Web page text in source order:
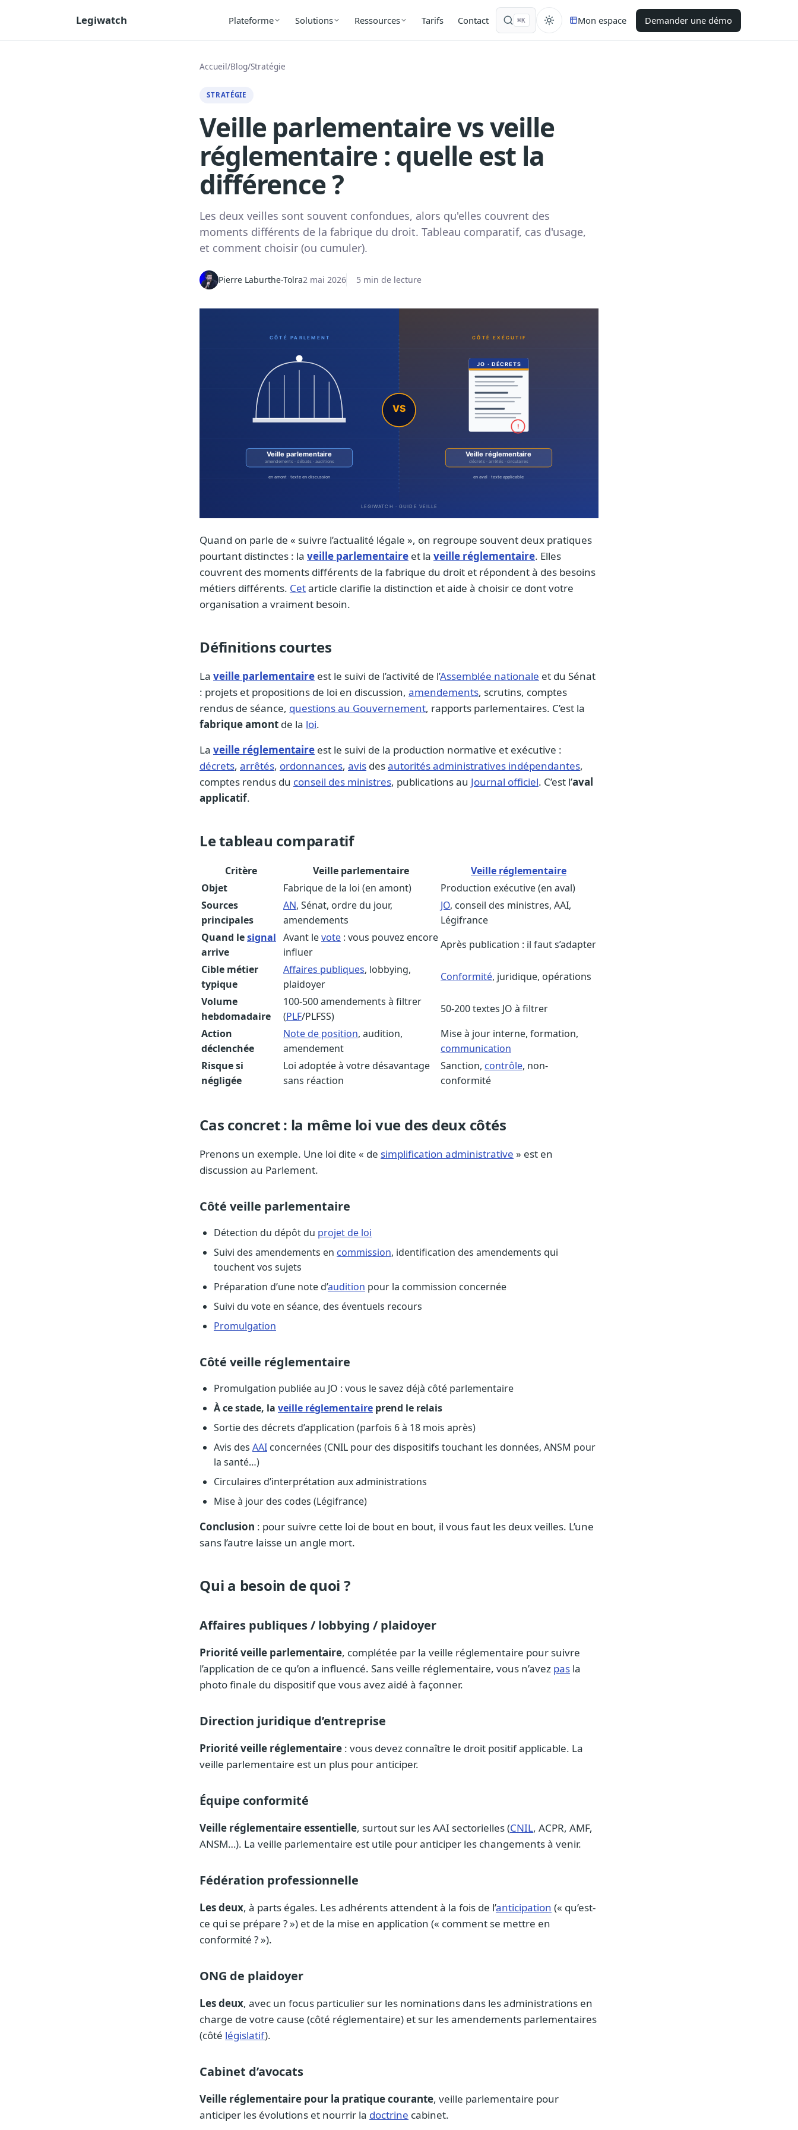
Legiwatch Plateforme Solutions Ressources Tarifs Contact ⌘K Mon espace Demander une démo
Accueil/Blog/Stratégie
STRATÉGIE
Veille parlementaire vs veille
réglementaire : quelle est la
différence ?
Les deux veilles sont souvent confondues, alors qu'elles couvrent des
moments différents de la fabrique du droit. Tableau comparatif, cas d'usage,
et comment choisir (ou cumuler).
Pierre Laburthe-Tolra2 mai 2026 5 min de lecture
Quand on parle de « suivre l’actualité légale », on regroupe souvent deux pratiques
pourtant distinctes : la veille parlementaire et la veille réglementaire. Elles
couvrent des moments différents de la fabrique du droit et répondent à des besoins
métiers différents. Cetarticle clarifie la distinction et aide à choisir ce dont votre
organisation a vraiment besoin.
Définitions courtes
La veille parlementaire est le suivi de l’activité de l’Assemblée nationale et du Sénat
: projets et propositions de loi en discussion, amendements, scrutins, comptes
rendus de séance, questions au Gouvernement, rapports parlementaires. C’est la
fabrique amont de la loi.
La veille réglementaire est le suivi de la production normative et exécutive :
décrets, arrêtés, ordonnances, avis desautorités administratives indépendantes,
comptes rendus du conseil des ministres, publications au Journal officiel. C’est l’aval
applicatif.
Le tableau comparatif
Critère Veille parlementaire
Veille réglementaire
Objet
Fabrique de la loi (en amont)
Production exécutive (en aval)
Sources
principales
AN, Sénat, ordre du jour,
amendements
JO, conseil des ministres, AAI,
Légifrance
Quand lesignal
arrive
Avant levote : vous pouvez encore
influer
Après publication : il faut s’adapter
Cible métier
typique
Affaires publiques, lobbying,
plaidoyer
Conformité, juridique, opérations
Volume
hebdomadaire
100-500 amendements à filtrer
(PLF/PLFSS)
50-200 textes JO à filtrer
Action
déclenchée
Note de position, audition,
amendement
Mise à jour interne, formation,
communication
Risque si
négligée
Loi adoptée à votre désavantage
sans réaction
Sanction, contrôle, non-
conformité
Cas concret : la même loi vue des deux côtés
Prenons un exemple. Une loi dite « de simplification administrative » est en
discussion au Parlement.
Côté veille parlementaire
Détection du dépôt du projet de loi
Suivi des amendements en commission, identification des amendements qui
touchent vos sujets
Préparation d’une note d’audition pour la commission concernée
Suivi du vote en séance, des éventuels recours
Promulgation
Côté veille réglementaire
Promulgation publiée au JO : vous le savez déjà côté parlementaire
À ce stade, la veille réglementaire prend le relais
Sortie des décrets d’application (parfois 6 à 18 mois après)
Avis des AAI concernées (CNIL pour des dispositifs touchant les données, ANSM pour
la santé…)
Circulaires d’interprétation aux administrations
Mise à jour des codes (Légifrance)
Conclusion : pour suivre cette loi de bout en bout, il vous faut les deux veilles. L’une
sans l’autre laisse un angle mort.
Qui a besoin de quoi ?
Affaires publiques / lobbying / plaidoyer
Priorité veille parlementaire, complétée par la veille réglementaire pour suivre
l’application de ce qu’on a influencé. Sans veille réglementaire, vous n’avez pas la
photo finale du dispositif que vous avez aidé à façonner.
Direction juridique d’entreprise
Priorité veille réglementaire : vous devez connaître le droit positif applicable. La
veille parlementaire est un plus pour anticiper.
Équipe conformité
Veille réglementaire essentielle, surtout sur les AAI sectorielles (CNIL, ACPR, AMF,
ANSM…). La veille parlementaire est utile pour anticiper les changements à venir.
Fédération professionnelle
Les deux, à parts égales. Les adhérents attendent à la fois de l’anticipation (« qu’est-
ce qui se prépare ? ») et de la mise en application (« comment se mettre en
conformité ? »).
ONG de plaidoyer
Les deux, avec un focus particulier sur les nominations dans les administrations en
charge de votre cause (côté réglementaire) et sur les amendements parlementaires
(côté législatif).
Cabinet d’avocats
Veille réglementaire pour la pratique courante, veille parlementaire pour
anticiper les évolutions et nourrir la doctrine cabinet.